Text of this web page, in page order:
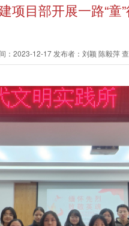
项目部开展一路“童
：2023-12-17 发布者：刘颖 陈毅萍